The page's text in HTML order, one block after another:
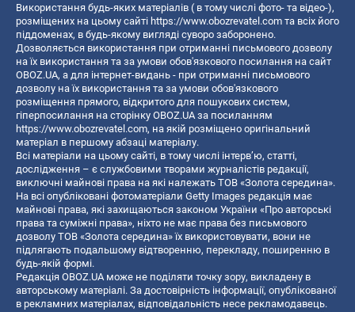
Використання будь-яких матеріалів ( в тому числі фото- та відео-),
розміщених на цьому сайті https://www.obozrevatel.com та всіх його
піддоменах, в будь-якому вигляді суворо заборонено.
Дозволяється використання при отриманні письмового дозволу
на їх використання та за умови обов'язкового посилання на сайт
OBOZ.UA, а для інтернет-видань - при отриманні письмового
дозволу на їх використання та за умови обов'язкового
розміщення прямого, відкритого для пошукових систем,
гіперпосилання на сторінку OBOZ.UA за посиланням
https://www.obozrevatel.com, на якій розміщено оригінальний
матеріал в першому абзаці матеріалу.
Всі матеріали на цьому сайті, в тому числі інтерв’ю, статті,
дослідження – є службовими творами журналістів редакції,
виключні майнові права на які належать ТОВ «Золота середина».
На всі опубліковані фотоматеріали Getty Images редакція має
майнові права, які захищаються законом України «Про авторські
права та суміжні права», ніхто не має права без письмового
дозволу ТОВ «Золота середина» їх використовувати, вони не
підлягають подальшому відтворенню, перекладу, поширенню в
будь-якій формі.
Редакція OBOZ.UA може не поділяти точку зору, викладену в
авторському матеріалі. За достовірність інформації, опублікованої
в рекламних матеріалах, відповідальність несе рекламодавець.